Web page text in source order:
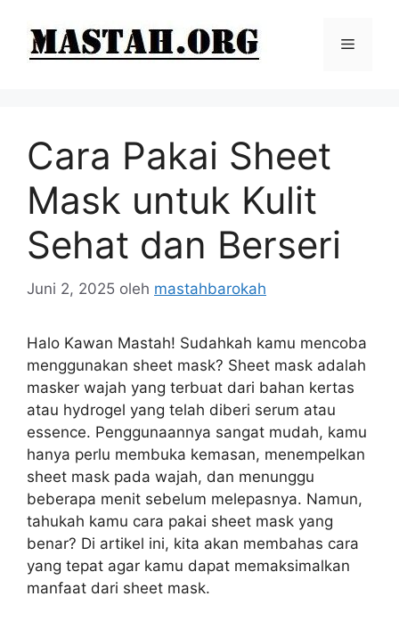
Menu
Cara Pakai Sheet
Mask untuk Kulit
Sehat dan Berseri
Juni 2, 2025 oleh mastahbarokah
Halo Kawan Mastah! Sudahkah kamu mencoba
menggunakan sheet mask? Sheet mask adalah
masker wajah yang terbuat dari bahan kertas
atau hydrogel yang telah diberi serum atau
essence. Penggunaannya sangat mudah, kamu
hanya perlu membuka kemasan, menempelkan
sheet mask pada wajah, dan menunggu
beberapa menit sebelum melepasnya. Namun,
tahukah kamu cara pakai sheet mask yang
benar? Di artikel ini, kita akan membahas cara
yang tepat agar kamu dapat memaksimalkan
manfaat dari sheet mask.